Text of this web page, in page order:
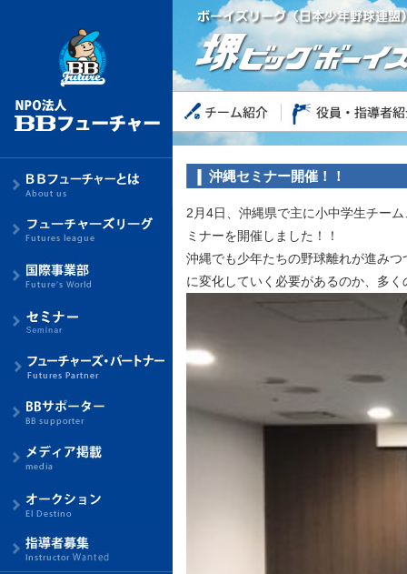
沖縄セミナー開催！！
2月4日、沖縄県で主に小中学生チー
ミナーを開催しました！！
沖縄でも少年たちの野球離れが進み
に変化していく必要があるのか、多